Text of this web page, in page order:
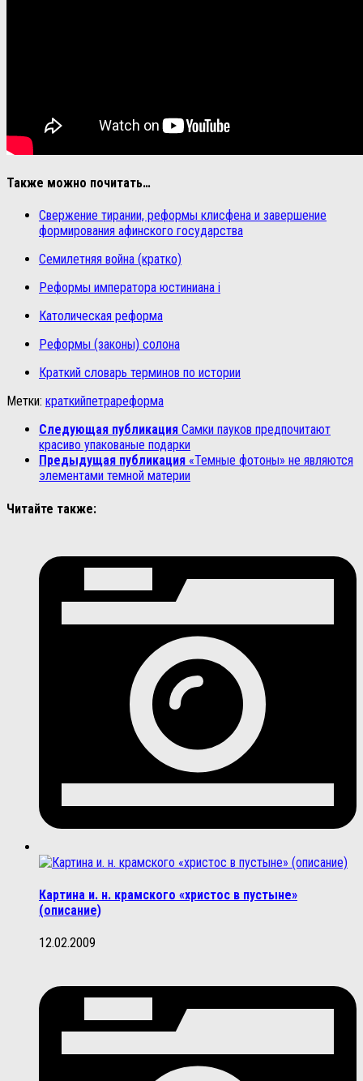
Также можно почитать…
Свержение тирании, реформы клисфена и завершение
формирования афинского государства
Семилетняя война (кратко)
Реформы императора юстиниана i
Католическая реформа
Реформы (законы) солона
Краткий словарь терминов по истории
Метки: краткийпетрареформа
Следующая публикация Самки пауков предпочитают
красиво упакованые подарки
Предыдущая публикация «Темные фотоны» не являются
элементами темной материи
Читайте также:
Картина и. н. крамского «христос в пустыне»
(описание)
12.02.2009